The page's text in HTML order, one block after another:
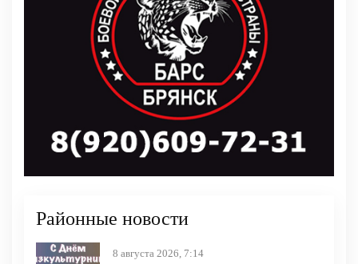
Районные новости
8 августа 2026, 7:14